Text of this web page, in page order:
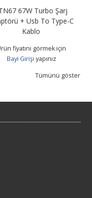
Anti Static Full Glass
Koruyucu Apple iPhone
Ürün fiyatını görmek için
Bayi Girişi
Tümünü göster